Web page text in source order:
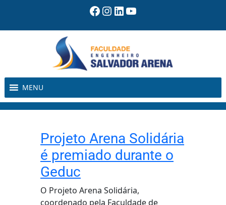
o
Facebook
Instagram
LinkedIn
Youtube
MENU
Projeto Arena Solidária
é premiado durante o
Geduc
O Projeto Arena Solidária,
coordenado pela Faculdade de